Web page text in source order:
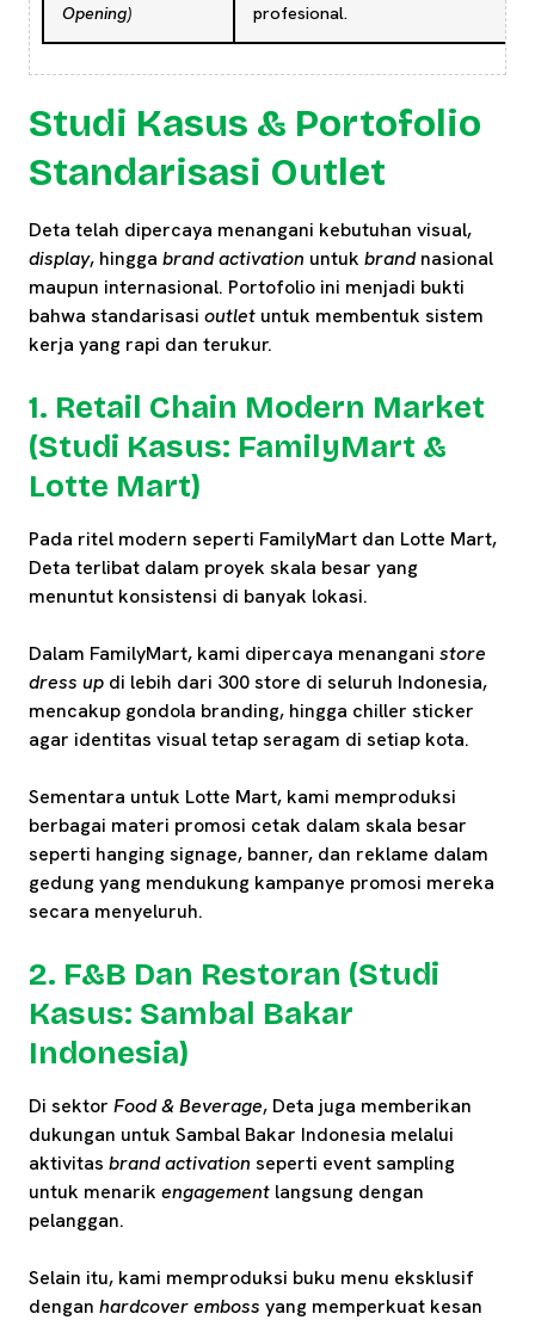
Opening)
profesional.
Studi Kasus & Portofolio
Standarisasi Outlet
Deta telah dipercaya menangani kebutuhan visual,
display, hingga brand activation untuk brandnasional
maupun internasional. Portofolio ini menjadi bukti
bahwa standarisasi outlet untuk membentuk sistem
kerja yang rapi dan terukur.
1. Retail Chain Modern Market
(Studi Kasus: FamilyMart &
Lotte Mart)
Pada ritel modern seperti FamilyMart dan Lotte Mart,
Deta terlibat dalam proyek skala besar yang
menuntut konsistensi di banyak lokasi.
Dalam FamilyMart, kami dipercaya menangani store
dress up di lebih dari 300 store di seluruh Indonesia,
mencakup gondola branding, hingga chiller sticker
agar identitas visual tetap seragam di setiap kota.
Sementara untuk Lotte Mart, kami memproduksi
berbagai materi promosi cetak dalam skala besar
seperti hanging signage, banner, dan reklame dalam
gedung yang mendukung kampanye promosi mereka
secara menyeluruh.
2. F&B Dan Restoran (Studi
Kasus: Sambal Bakar
Indonesia)
Di sektor Food & Beverage, Deta juga memberikan
dukungan untuk Sambal Bakar Indonesia melalui
aktivitas brand activation seperti event sampling
untuk menarik engagement langsung dengan
pelanggan.
Selain itu, kami memproduksi buku menu eksklusif
dengan hardcover emboss yang memperkuat kesan